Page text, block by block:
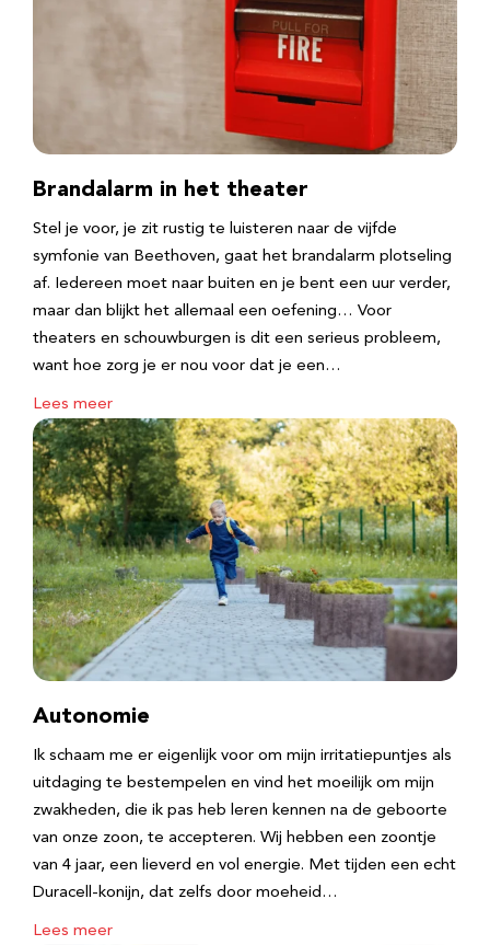
Brandalarm in het theater
Stel je voor, je zit rustig te luisteren naar de vijfde
symfonie van Beethoven, gaat het brandalarm plotseling
af. Iedereen moet naar buiten en je bent een uur verder,
maar dan blijkt het allemaal een oefening… Voor
theaters en schouwburgen is dit een serieus probleem,
want hoe zorg je er nou voor dat je een…
Lees meer
Autonomie
Ik schaam me er eigenlijk voor om mijn irritatiepuntjes als
uitdaging te bestempelen en vind het moeilijk om mijn
zwakheden, die ik pas heb leren kennen na de geboorte
van onze zoon, te accepteren. Wij hebben een zoontje
van 4 jaar, een lieverd en vol energie. Met tijden een echt
Duracell-konijn, dat zelfs door moeheid…
Lees meer